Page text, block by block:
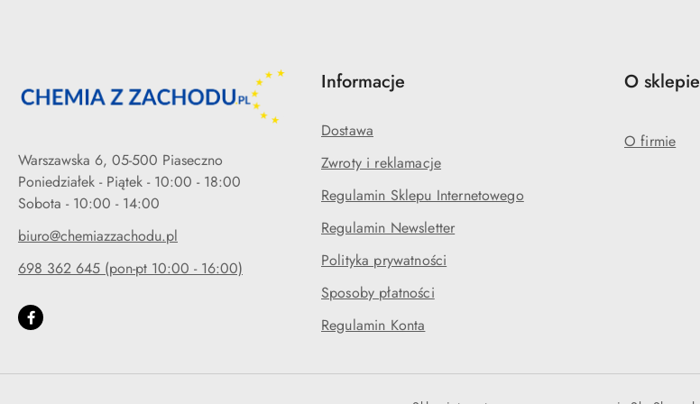
Warszawska 6, 05-500 Piaseczno
Poniedziałek - Piątek - 10:00 - 18:00
biuro@chemiazzachodu.pl
698 362 645 (pon-pt 10:00 - 16:00)
Informacje
Dostawa
Zwroty i reklamacje
Regulamin Sklepu Internetowego
Regulamin Newsletter
Polityka prywatności
Sposoby płatności
Regulamin Konta
O sklepie
O firmie